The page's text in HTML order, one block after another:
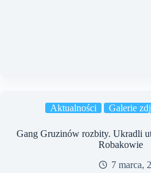
Aktualności Galerie
Gang Gruzinów rozbity. Ukradli
Robakowie
7 marca,